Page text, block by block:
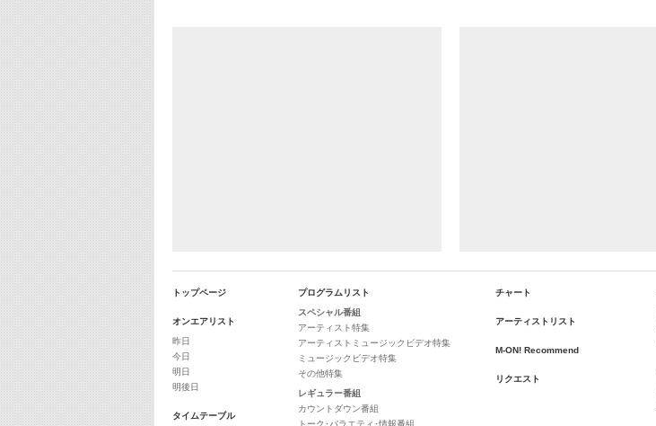
トップページ
オンエアリスト
昨日
今日
明日
明後日
タイムテーブル
プログラムリスト
スペシャル番組
アーティスト特集
アーティストミュージックビデオ特集
ミュージックビデオ特集
その他特集
レギュラー番組
カウントダウン番組
トーク･バラエティ･情報番組
チャート
アーティストリスト
M-ON! Recommend
リクエスト